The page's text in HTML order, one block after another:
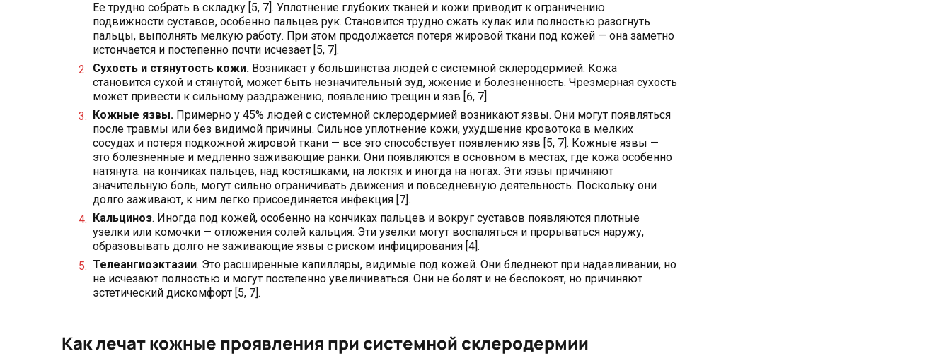
Ее трудно собрать в складку [5, 7]. Уплотнение глубоких тканей и кожи приводит к ограничению
подвижности суставов, особенно пальцев рук. Становится трудно сжать кулак или полностью разогнуть
пальцы, выполнять мелкую работу. При этом продолжается потеря жировой ткани под кожей — она заметно
истончается и постепенно почти исчезает [5, 7].
Сухость и стянутость кожи. Возникает у большинства людей с системной склеродермией. Кожа
становится сухой и стянутой, может быть незначительный зуд, жжение и болезненность. Чрезмерная сухость
может привести к сильному раздражению, появлению трещин и язв [6, 7].
Кожные язвы. Примерно у 45% людей с системной склеродермией возникают язвы. Они могут появляться
после травмы или без видимой причины. Сильное уплотнение кожи, ухудшение кровотока в мелких
сосудах и потеря подкожной жировой ткани — все это способствует появлению язв [5, 7]. Кожные язвы —
это болезненные и медленно заживающие ранки. Они появляются в основном в местах, где кожа особенно
натянута: на кончиках пальцев, над костяшками, на локтях и иногда на ногах. Эти язвы причиняют
значительную боль, могут сильно ограничивать движения и повседневную деятельность. Поскольку они
долго заживают, к ним легко присоединяется инфекция [7].
Кальциноз. Иногда под кожей, особенно на кончиках пальцев и вокруг суставов появляются плотные
узелки или комочки — отложения солей кальция. Эти узелки могут воспаляться и прорываться наружу,
образовывать долго не заживающие язвы с риском инфицирования [4].
Телеангиоэктазии. Это расширенные капилляры, видимые под кожей. Они бледнеют при надавливании, но
не исчезают полностью и могут постепенно увеличиваться. Они не болят и не беспокоят, но причиняют
эстетический дискомфорт [5, 7].
Как лечат кожные проявления при системной склеродермии